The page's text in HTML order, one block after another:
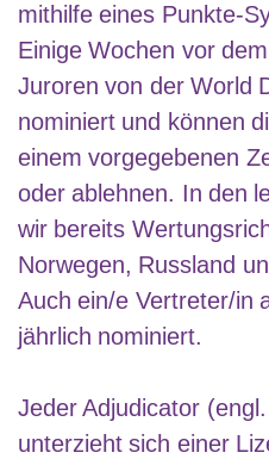
mithilfe eines Punkte-
Einige Wochen vor
Juroren von der World
nominiert und können
einem vorgegebenen
oder ablehnen. In den
wir bereits
Norwegen, Russland
Auch ein/e Vertreter/in
jährlich nominiert.
Jeder Adjudicator
unterzieht sich einer